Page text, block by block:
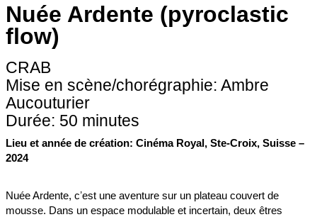
Nuée Ardente (pyroclastic
flow)
CRAB
Mise en scène/chorégraphie: Ambre
Aucouturier
Durée: 50 minutes
Lieu et année de création: Cinéma Royal, Ste-Croix, Suisse –
2024
Nuée Ardente, cʼest une aventure sur un plateau couvert de
mousse. Dans un espace modulable et incertain, deux êtres